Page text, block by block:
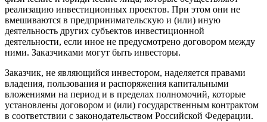
реализацию инвестиционных проектов. При этом они не
вмешиваются в предпринимательскую и (или) иную
деятельность других субъектов инвестиционной
деятельности, если иное не предусмотрено договором между
ними. Заказчиками могут быть инвесторы.
Заказчик, не являющийся инвестором, наделяется правами
владения, пользования и распоряжения капитальными
вложениями на период и в пределах полномочий, которые
установлены договором и (или) государственным контрактом
в соответствии с законодательством Российской Федерации.